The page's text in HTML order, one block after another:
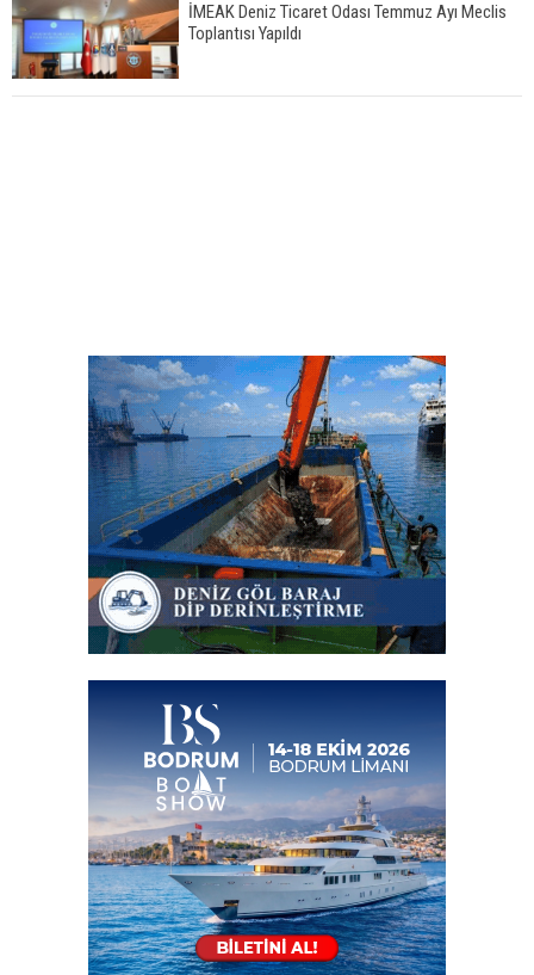
İMEAK Deniz Ticaret Odası Temmuz Ayı Meclis
Toplantısı Yapıldı